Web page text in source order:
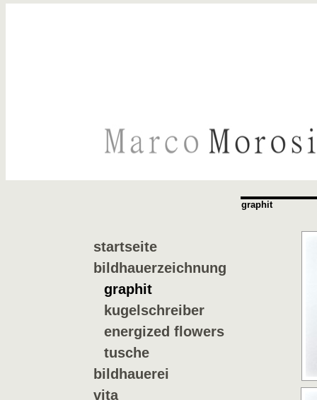
startseite
bildhauerzeichnung
graphit
kugelschreiber
energized flowers
tusche
bildhauerei
vita
graphit